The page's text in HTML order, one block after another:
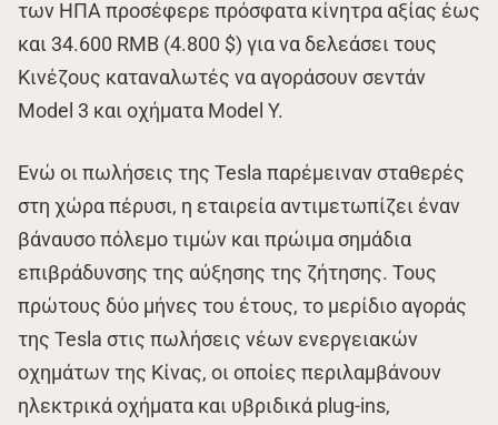
των ΗΠΑ προσέφερε πρόσφατα κίνητρα αξίας έως
και 34.600 RMB (4.800 $) για να δελεάσει τους
Κινέζους καταναλωτές να αγοράσουν σεντάν
Model 3 και οχήματα Model Y.
Ενώ οι πωλήσεις της Tesla παρέμειναν σταθερές
στη χώρα πέρυσι, η εταιρεία αντιμετωπίζει έναν
βάναυσο πόλεμο τιμών και πρώιμα σημάδια
επιβράδυνσης της αύξησης της ζήτησης. Τους
πρώτους δύο μήνες του έτους, το μερίδιο αγοράς
της Tesla στις πωλήσεις νέων ενεργειακών
οχημάτων της Κίνας, οι οποίες περιλαμβάνουν
ηλεκτρικά οχήματα και υβριδικά plug-ins,